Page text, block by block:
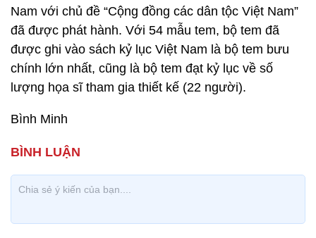
Nam với chủ đề “Cộng đồng các dân tộc Việt Nam”
đã được phát hành. Với 54 mẫu tem, bộ tem đã
được ghi vào sách kỷ lục Việt Nam là bộ tem bưu
chính lớn nhất, cũng là bộ tem đạt kỷ lục về số
lượng họa sĩ tham gia thiết kế (22 người).
Bình Minh